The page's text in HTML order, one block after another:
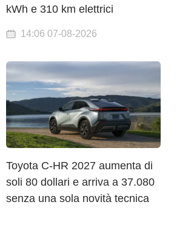
kWh e 310 km elettrici
14:06 07-08-2026
Toyota C-HR 2027 aumenta di
soli 80 dollari e arriva a 37.080
senza una sola novità tecnica